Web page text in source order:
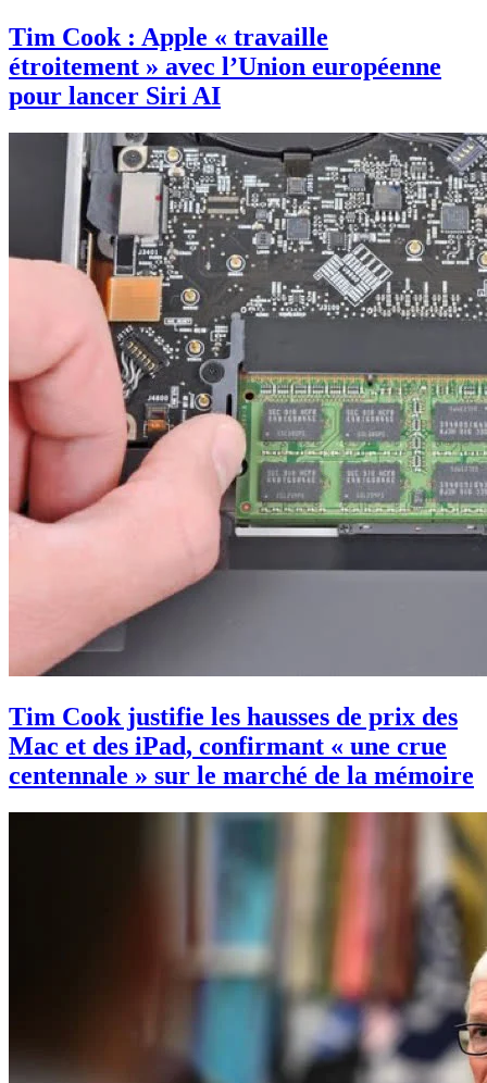
Tim Cook : Apple « travaille
étroitement » avec l’Union européenne
pour lancer Siri AI
Tim Cook justifie les hausses de prix des
Mac et des iPad, confirmant « une crue
centennale » sur le marché de la mémoire